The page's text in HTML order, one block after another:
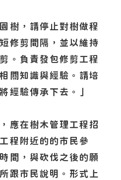
樹，請停止對樹做程
修剪間隔，並以維持
。負責發包修剪工程
關知識與經驗。請培
經驗傳承下去。」
應在樹木管理工程招
程附近的的市民參
間，與砍伐之後的願
跟市民說明。形式上